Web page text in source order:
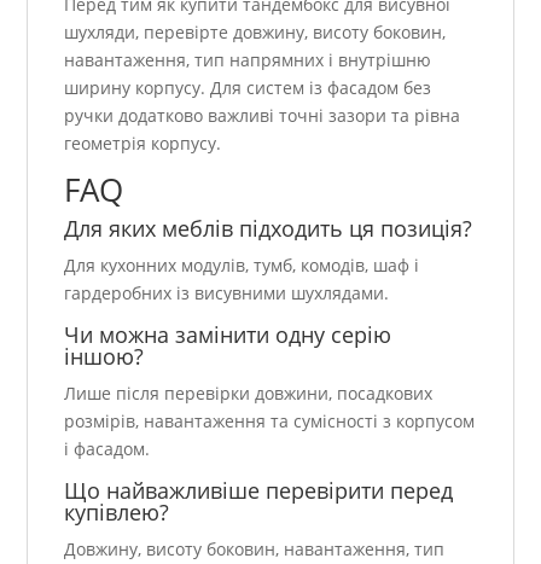
Перед тим як купити тандембокс для висувної
шухляди, перевірте довжину, висоту боковин,
навантаження, тип напрямних і внутрішню
ширину корпусу. Для систем із фасадом без
ручки додатково важливі точні зазори та рівна
геометрія корпусу.
FAQ
Для яких меблів підходить ця позиція?
Для кухонних модулів, тумб, комодів, шаф і
гардеробних із висувними шухлядами.
Чи можна замінити одну серію
іншою?
Лише після перевірки довжини, посадкових
розмірів, навантаження та сумісності з корпусом
і фасадом.
Що найважливіше перевірити перед
купівлею?
Довжину, висоту боковин, навантаження, тип